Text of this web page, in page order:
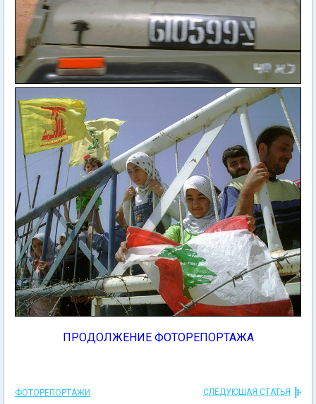
ПРОДОЛЖЕНИЕ ФОТОРЕПОРТАЖА
ФОТОРЕПОРТАЖИ СЛЕДУЮЩАЯ СТАТЬЯ